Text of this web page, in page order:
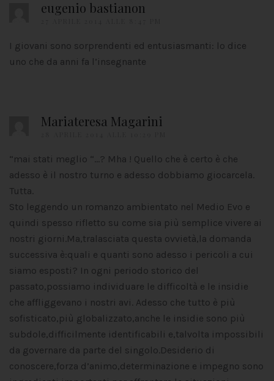
eugenio bastianon
I giovani sono sorprendenti ed entusiasmanti: lo dice
uno che da anni fa l’insegnante
Mariateresa Magarini
“mai stati meglio “…? Mha ! Quello che è certo è che
adesso è il nostro turno e adesso dobbiamo giocarcela.
Tutta.
Sto leggendo un romanzo ambientato nel Medio Evo e
quindi spesso rifletto su come sia più semplice vivere ai
nostri giorni.Ma,tralasciata questa ovvietà,la domanda
successiva è:quali e quanti sono adesso i pericoli a cui
siamo esposti? In ogni periodo storico del
passato,possiamo individuare le difficoltà e le insidie
che affliggevano i nostri avi. Adesso che tutto è più
sofisticato,più globalizzato,anche le insidie sono più
subdole,difficilmente identificabili e,talvolta impossibili
da governare da parte del singolo.Desiderio di
conoscere,forza d’animo,determinazione e impegno sono